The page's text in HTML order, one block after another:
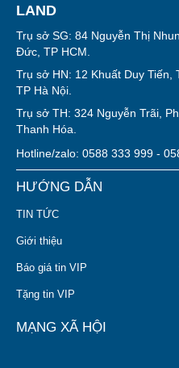
LAND
Trụ sở SG: 84 Nguyễn Thị
Đức, TP HCM.
Trụ sở HN: 12 Khuất Duy Tiến,
TP Hà Nội.
Trụ sở TH: 324 Nguyễn Trãi,
Thanh Hóa.
Hotline/zalo: 0588 333 999 -
HƯỚNG DẪN
TIN TỨC
Giới thiệu
Báo giá tin VIP
Tặng tin VIP
MẠNG XÃ HỘI